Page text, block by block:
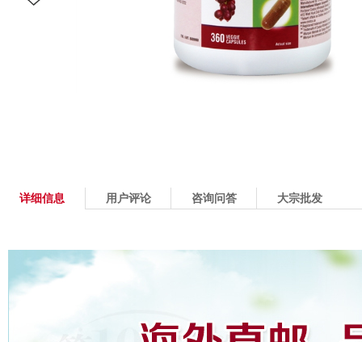
详细信息 用户评论 咨询问答 大宗批发